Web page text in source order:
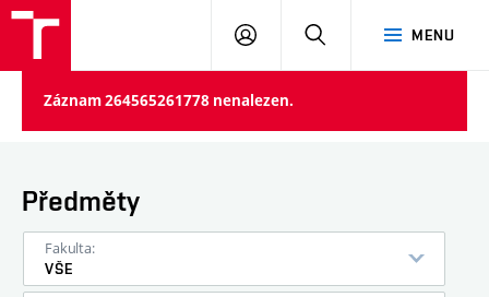
MENU
PŘIHLÁSIT
Záznam 264565261778 nenalezen.
Předměty
Fakulta:
VŠE